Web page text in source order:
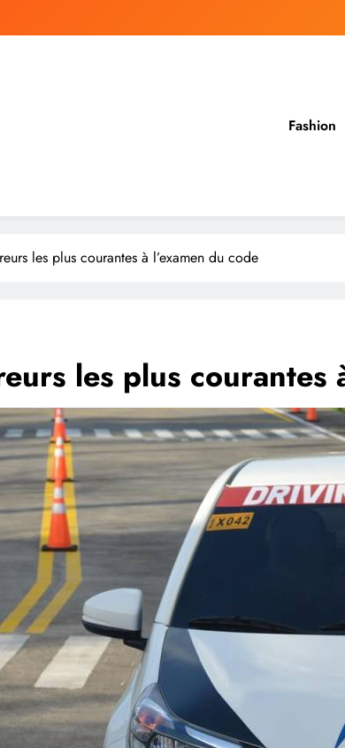
Fashion
les plus courantes à l’examen du code
les plus courantes